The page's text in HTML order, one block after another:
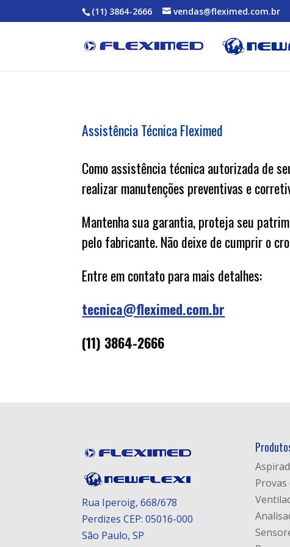
(11) 3864-2666 vendas@fleximed.com.br
Assistência Técnica Fleximed
Como assistência técnica autorizada de
realizar manutenções preventivas e
Mantenha sua garantia, proteja seu
pelo fabricante. Não deixe de cumprir o
Entre em contato para mais detalhes:
tecnica@fleximed.com.br
(11) 3864-2666
Rua Iperoig, 668/678
Perdizes CEP: 05016-000
São Paulo, SP